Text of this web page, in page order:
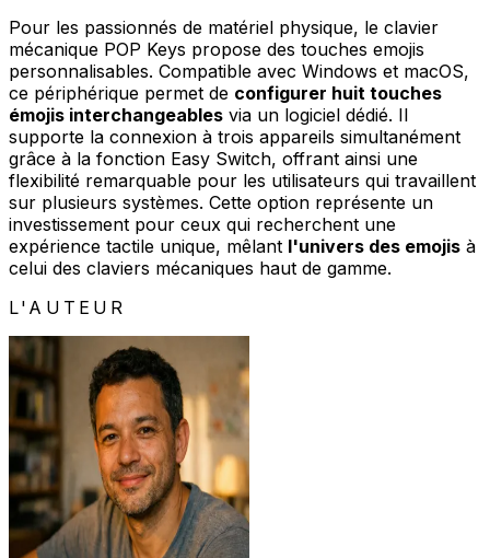
Pour les passionnés de matériel physique, le clavier
mécanique POP Keys propose des touches emojis
personnalisables. Compatible avec Windows et macOS,
ce périphérique permet de configurer huit touches
émojis interchangeables via un logiciel dédié. Il
supporte la connexion à trois appareils simultanément
grâce à la fonction Easy Switch, offrant ainsi une
flexibilité remarquable pour les utilisateurs qui travaillent
sur plusieurs systèmes. Cette option représente un
investissement pour ceux qui recherchent une
expérience tactile unique, mêlant l'univers des emojis à
celui des claviers mécaniques haut de gamme.
L'AUTEUR